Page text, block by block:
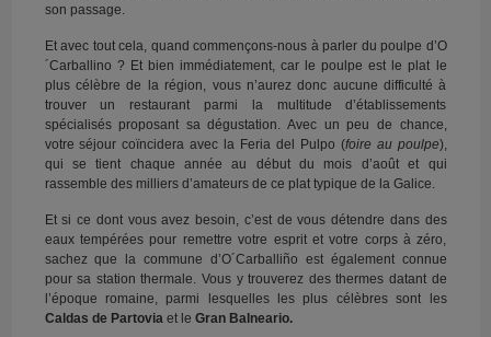
son passage.
Et avec tout cela, quand commençons-nous à parler du poulpe d’O
´Carballino ? Et bien immédiatement, car le poulpe est le plat le
plus célèbre de la région, vous n’aurez donc aucune difficulté à
trouver un restaurant parmi la multitude d’établissements
spécialisés proposant sa dégustation. Avec un peu de chance,
votre séjour coïncidera avec la Feria del Pulpo (foire au poulpe),
qui se tient chaque année au début du mois d’août et qui
rassemble des milliers d’amateurs de ce plat typique de la Galice.
Et si ce dont vous avez besoin, c’est de vous détendre dans des
eaux tempérées pour remettre votre esprit et votre corps à zéro,
sachez que la commune d’O´Carballiño est également connue
pour sa station thermale. Vous y trouverez des thermes datant de
l’époque romaine, parmi lesquelles les plus célèbres sont les
Caldas de Partoviaet le Gran Balneario.